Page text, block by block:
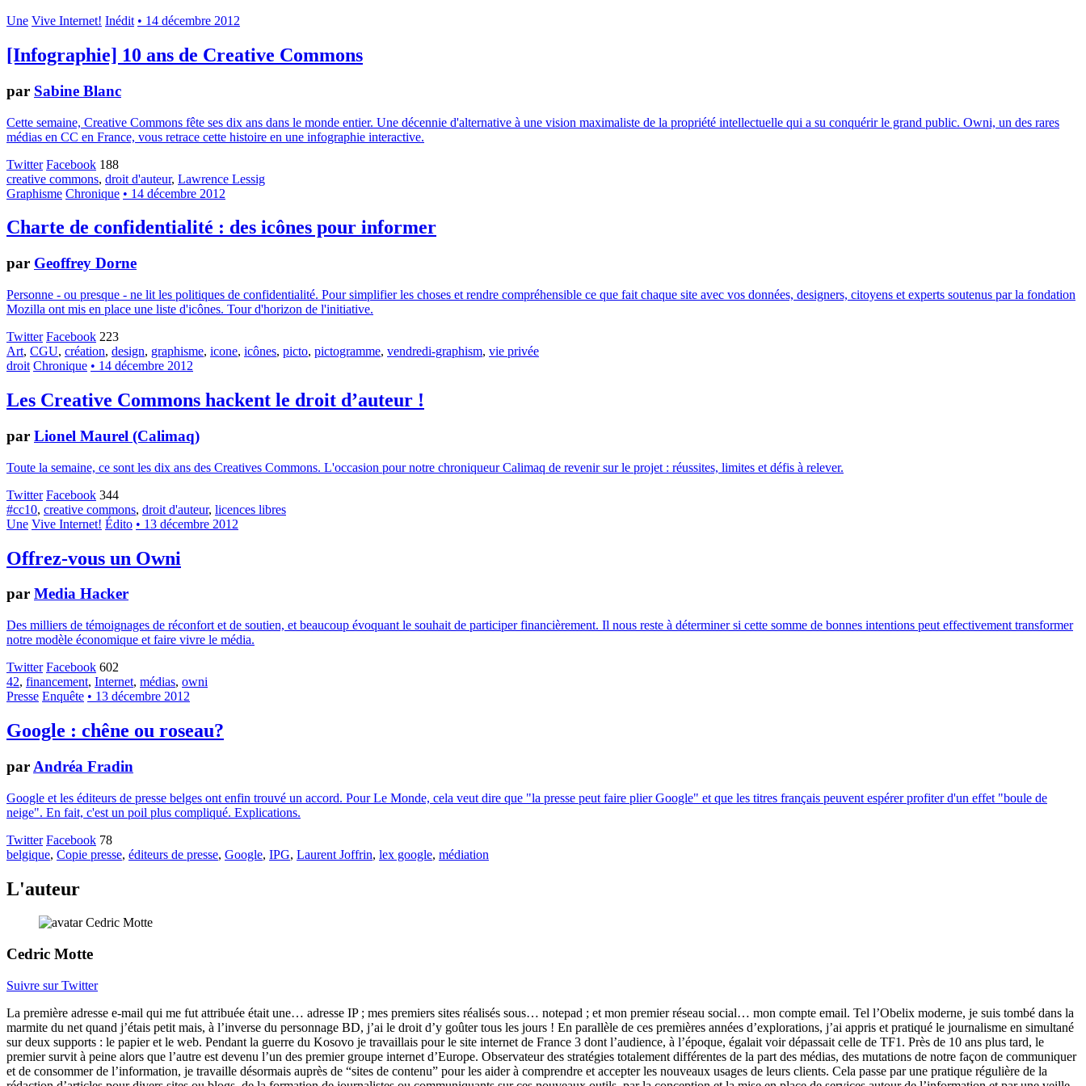
Une Vive Internet! Inédit • 14 décembre 2012
[Infographie] 10 ans de Creative Commons
par Sabine Blanc
Cette semaine, Creative Commons fête ses dix ans dans le monde entier. Une décennie d'alternative à une vision maximaliste de la propriété intellectuelle qui a su conquérir le grand public. Owni, un des rares
médias en CC en France, vous retrace cette histoire en une infographie interactive.
Twitter Facebook 188
creative commons, droit d'auteur, Lawrence Lessig
Graphisme Chronique • 14 décembre 2012
Charte de confidentialité : des icônes pour informer
par Geoffrey Dorne
Personne - ou presque - ne lit les politiques de confidentialité. Pour simplifier les choses et rendre compréhensible ce que fait chaque site avec vos données, designers, citoyens et experts soutenus par la fondation
Mozilla ont mis en place une liste d'icônes. Tour d'horizon de l'initiative.
Twitter Facebook 223
Art, CGU, création, design, graphisme, icone, icônes, picto, pictogramme, vendredi-graphism, vie privée
droit Chronique • 14 décembre 2012
Les Creative Commons hackent le droit d’auteur !
par Lionel Maurel (Calimaq)
Toute la semaine, ce sont les dix ans des Creatives Commons. L'occasion pour notre chroniqueur Calimaq de revenir sur le projet : réussites, limites et défis à relever.
Twitter Facebook 344
#cc10, creative commons, droit d'auteur, licences libres
Une Vive Internet! Édito • 13 décembre 2012
Offrez-vous un Owni
par Media Hacker
Des milliers de témoignages de réconfort et de soutien, et beaucoup évoquant le souhait de participer financièrement. Il nous reste à déterminer si cette somme de bonnes intentions peut effectivement transformer
notre modèle économique et faire vivre le média.
Twitter Facebook 602
42, financement, Internet, médias, owni
Presse Enquête • 13 décembre 2012
Google : chêne ou roseau?
par Andréa Fradin
Google et les éditeurs de presse belges ont enfin trouvé un accord. Pour Le Monde, cela veut dire que "la presse peut faire plier Google" et que les titres français peuvent espérer profiter d'un effet "boule de
neige". En fait, c'est un poil plus compliqué. Explications.
Twitter Facebook 78
belgique, Copie presse, éditeurs de presse, Google, IPG, Laurent Joffrin, lex google, médiation
L'auteur
Cedric Motte
Suivre sur Twitter
La première adresse e-mail qui me fut attribuée était une… adresse IP ; mes premiers sites réalisés sous… notepad ; et mon premier réseau social… mon compte email. Tel l’Obelix moderne, je suis tombé dans la
marmite du net quand j’étais petit mais, à l’inverse du personnage BD, j’ai le droit d’y goûter tous les jours ! En parallèle de ces premières années d’explorations, j’ai appris et pratiqué le journalisme en simultané
sur deux supports : le papier et le web. Pendant la guerre du Kosovo je travaillais pour le site internet de France 3 dont l’audience, à l’époque, égalait voir dépassait celle de TF1. Près de 10 ans plus tard, le
premier survit à peine alors que l’autre est devenu l’un des premier groupe internet d’Europe. Observateur des stratégies totalement différentes de la part des médias, des mutations de notre façon de communiquer
et de consommer de l’information, je travaille désormais auprès de “sites de contenu” pour les aider à comprendre et accepter les nouveaux usages de leurs clients. Cela passe par une pratique régulière de la